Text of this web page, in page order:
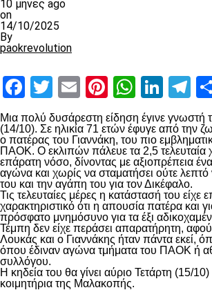
10 μήνες ago
on
14/10/2025
By
paokrevolution
Facebook
Twitter
EmailPinterest
Μια πολύ δυσάρεστη είδηση έγινε γνωστή
(14/10). Σε ηλικία 71 ετών έφυγε από την
ο πατέρας του Γιαννάκη, του πιο
ΠΑΟΚ. Ο εκλιπών πάλευε τα 2,5 τελευταία
επάρατη νόσο, δίνοντας με αξιοπρέπεια
αγώνα και χωρίς να σταματήσει ούτε λεπτό
του και την αγάπη του για τον Δικέφαλο.
Τις τελευταίες μέρες η κατάστασή του είχε
χαρακτηριστικό ότι η απουσία πατέρα και
πρόσφατο μνημόσυνο για τα έξι
Τέμπη δεν είχε περάσει απαρατήρητη,
Λουκάς και ο Γιαννάκης ήταν πάντα εκεί,
όπου έδιναν αγώνα τμήματα του ΠΑΟΚ ή
συλλόγου.
Η κηδεία του θα γίνει αύριο Τετάρτη (15/
κοιμητήρια της Μαλακοπής.